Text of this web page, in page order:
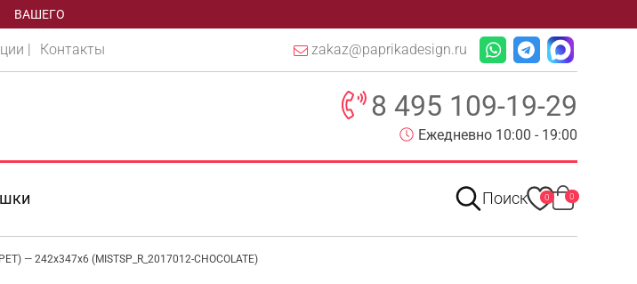
ВАШЕГО
| Контакты zakaz@paprikadesign.ru
8 495 109-19-29
Ежедневно 10:00 - 19:00
Поиск 0 0
— 242x347x6 (MISTSP_R_2017012-CHOCOLATE)